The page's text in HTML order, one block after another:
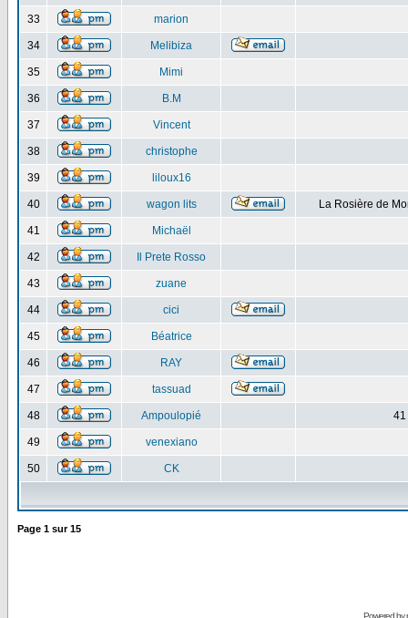
33 marion
34 Melibiza
35 Mimi
36 B.M
37 Vincent
38 christophe
39 liloux16
40 wagon lits La Rosière de
41 Michaël
42 Il Prete Rosso
43 zuane
44 cici
45 Béatrice
46 RAY
47 tassuad
48 Ampoulopié 41
49 venexiano
50 CK
Page 1 sur15
Powered by